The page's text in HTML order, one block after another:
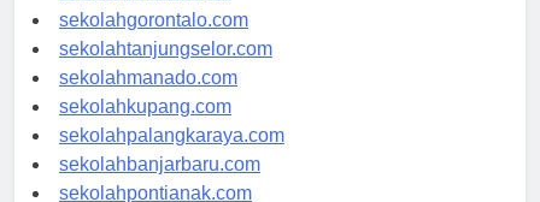
sekolahkendari.com
sekolahgorontalo.com
sekolahtanjungselor.com
sekolahmanado.com
sekolahkupang.com
sekolahpalangkaraya.com
sekolahbanjarbaru.com